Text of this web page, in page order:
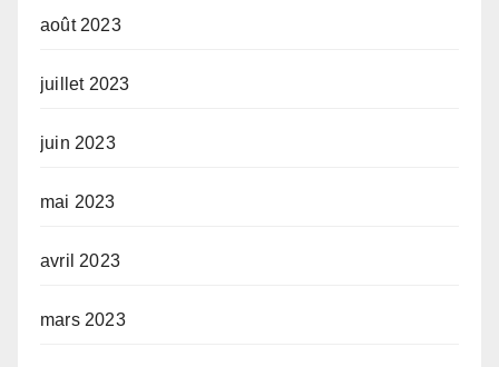
août 2023
juillet 2023
juin 2023
mai 2023
avril 2023
mars 2023